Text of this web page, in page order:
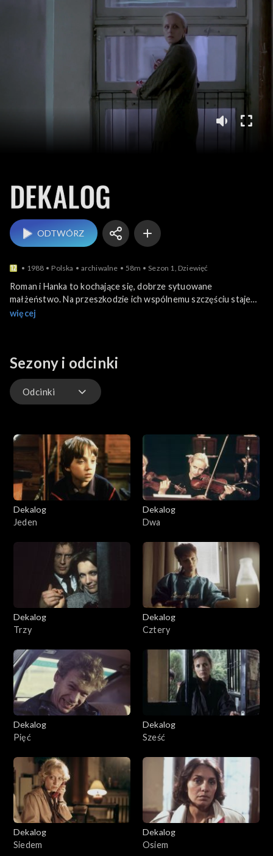
Dekalog
ODTWÓRZ
1988 Polska archiwalne 58m Sezon 1, Dziewięć
Roman i Hanka to kochające się, dobrze sytuowane
małżeństwo. Na przeszkodzie ich wspólnemu szczęściu staje
choroba – impotencja męża. Roman wie, że nie ma prawa do
uczuć.
więcej
Sezony i odcinki
Odcinki
Dekalog
Jeden
Dekalog
Dwa
Dekalog
Trzy
Dekalog
Cztery
Dekalog
Pięć
Dekalog
Sześć
Dekalog
Siedem
Dekalog
Osiem